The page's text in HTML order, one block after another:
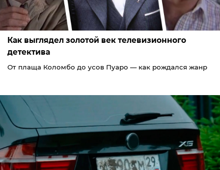
Как выглядел золотой век телевизионного
детектива
От плаща Коломбо до усов Пуаро — как рождался жанр